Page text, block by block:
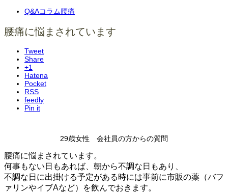
Q&Aコラム腰痛
腰痛に悩まされています
Tweet
Share
+1
Hatena
Pocket
RSS
feedly
Pin it
29歳女性 会社員の方からの質問
腰痛に悩まされています。
何事もない日もあれば、朝から不調な日もあり、
不調な日に出掛ける予定がある時には事前に市販の薬（バフ
ァリンやイブAなど）を飲んでおきます。